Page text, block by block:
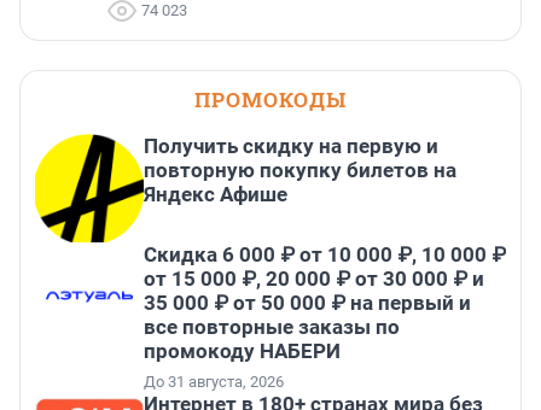
74 023
ПРОМОКОДЫ
Получить скидку на первую и
повторную покупку билетов на
Яндекс Афише
Скидка 6 000 ₽ от 10 000 ₽, 10 000 ₽
от 15 000 ₽, 20 000 ₽ от 30 000 ₽ и
35 000 ₽ от 50 000 ₽ на первый и
все повторные заказы по
промокоду НАБЕРИ
До 31 августа, 2026
Интернет в 180+ странах мира без